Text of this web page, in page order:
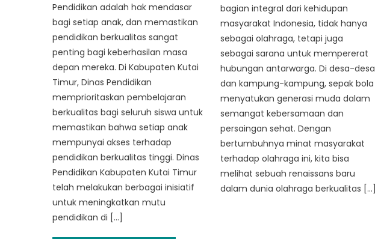
Pendidikan adalah hak mendasar
bagi setiap anak, dan memastikan
pendidikan berkualitas sangat
penting bagi keberhasilan masa
depan mereka. Di Kabupaten Kutai
Timur, Dinas Pendidikan
memprioritaskan pembelajaran
berkualitas bagi seluruh siswa untuk
memastikan bahwa setiap anak
mempunyai akses terhadap
pendidikan berkualitas tinggi. Dinas
Pendidikan Kabupaten Kutai Timur
telah melakukan berbagai inisiatif
untuk meningkatkan mutu
pendidikan di […]
bagian integral dari kehidupan
masyarakat Indonesia, tidak hanya
sebagai olahraga, tetapi juga
sebagai sarana untuk mempererat
hubungan antarwarga. Di desa-desa
dan kampung-kampung, sepak bola
menyatukan generasi muda dalam
semangat kebersamaan dan
persaingan sehat. Dengan
bertumbuhnya minat masyarakat
terhadap olahraga ini, kita bisa
melihat sebuah renaissans baru
dalam dunia olahraga berkualitas […]